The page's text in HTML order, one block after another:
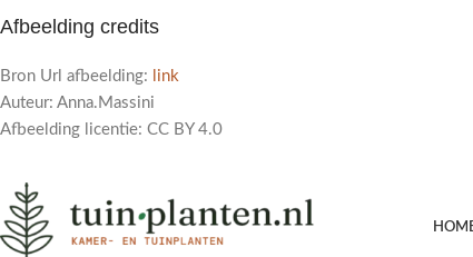
Afbeelding credits
Bron Url afbeelding:
link
Auteur: Anna.Massini
Afbeelding licentie: CC BY 4.0